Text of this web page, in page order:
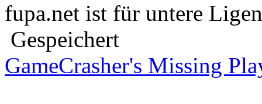
fupa.net ist für untere
Gespeichert
GameCrasher's Missing